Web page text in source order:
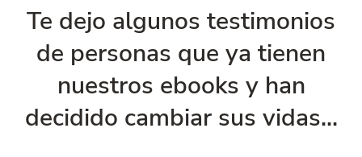
Te dejo algunos testimonios
de personas que ya tienen
nuestros ebooks y han
decidido cambiar sus vidas...